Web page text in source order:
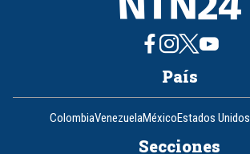
País
ColombiaVenezuelaMéxicoEstados Unidos
Secciones